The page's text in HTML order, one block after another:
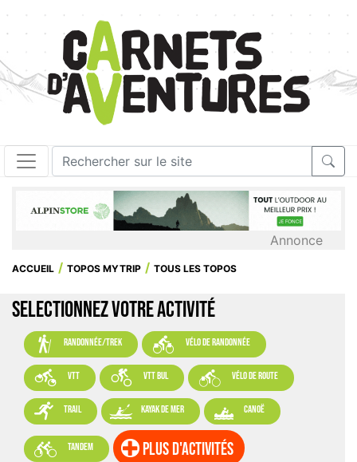
Annonce
ACCUEIL TOPOS MYTRIP TOUS LES TOPOS
SELECTIONNEZ VOTRE ACTIVITÉ
 randonnée/trek  vélo de randonnée
 VTT  VTT BUL  vélo de route
 trail  kayak de mer  canoë
 tandem plus d'activités